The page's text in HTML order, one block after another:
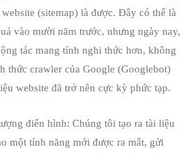
(sitemap) là được. Đây có thể là
vào mười năm trước, nhưng ngày nay,
tác mang tính nghi thức hơn, không
thức crawler của Google (Googlebot)
website đã trở nên cực kỳ phức tạp.
điển hình: Chúng tôi tạo ra tài liệu
một tính năng mới được ra mắt, gửi